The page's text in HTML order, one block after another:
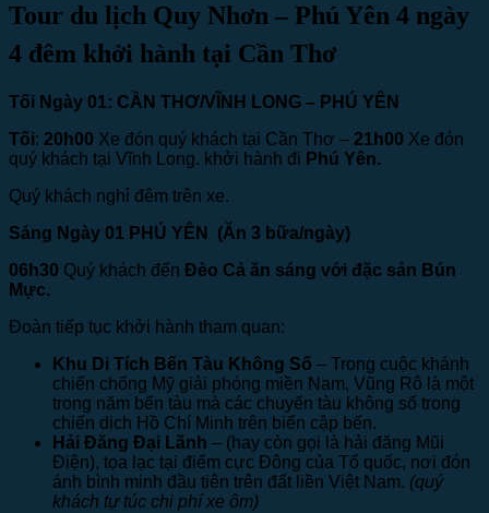
Tour du lịch Quy Nhơn – Phú Yên 4 ngày
4 đêm khởi hành tại Cần Thơ
Tối Ngày 01: CẦN THƠ/VĨNH LONG – PHÚ YÊN
Tối: 20h00 Xe đón quý khách tại Cần Thơ – 21h00 Xe đón
quý khách tại Vĩnh Long. khởi hành đi Phú Yên.
Quý khách nghỉ đêm trên xe.
Sáng Ngày 01 PHÚ YÊN (Ăn 3 bữa/ngày)
06h30 Quý khách đến Đèo Cả ăn sáng với đặc sản Bún
Mực.
Đoàn tiếp tục khởi hành tham quan:
Khu Di Tích Bến Tàu Không Số – Trong cuộc khánh
chiến chống Mỹ giải phóng miền Nam, Vũng Rô là một
trong năm bến tàu mà các chuyến tàu không số trong
chiến dịch Hồ Chí Minh trên biển cập bến.
Hải Đăng Đại Lãnh – (hay còn gọi là hải đăng Mũi
Điện), tọa lạc tại điểm cực Đông của Tổ quốc, nơi đón
ánh bình minh đầu tiên trên đất liền Việt Nam. (quý
khách tự túc chi phí xe ôm)